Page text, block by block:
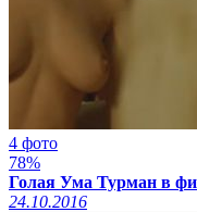
4 фото
78%
Голая Ума Турман в
24.10.2016